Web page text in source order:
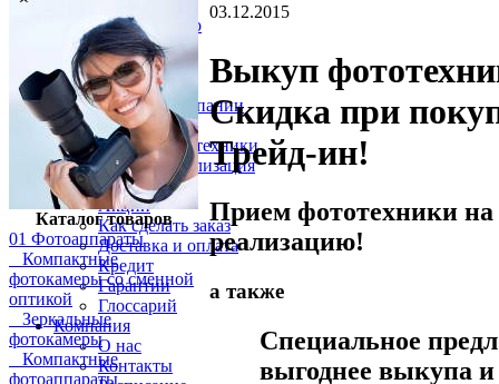
Фото и видео
Гаджеты
Аксессуары
Слухи
Новости компании
Услуги
Прокат фототехники
Выкуп и реализация
Покупателям
Акции
Как сделать заказ
Доставка и оплата
Кредит
Гарантии
Глоссарий
Компания
О нас
Контакты
Каталог товаров
01 Фотоаппараты
Компактные
фотокамеры со сменной
оптикой
Зеркальные
фотокамеры
Компактные
фотоаппараты
03.12.2015
Выкуп
Скидка при
Трейд-ин!
Прием фототехники на
реализацию!
а также
Специальное
выгоднее выкупа и